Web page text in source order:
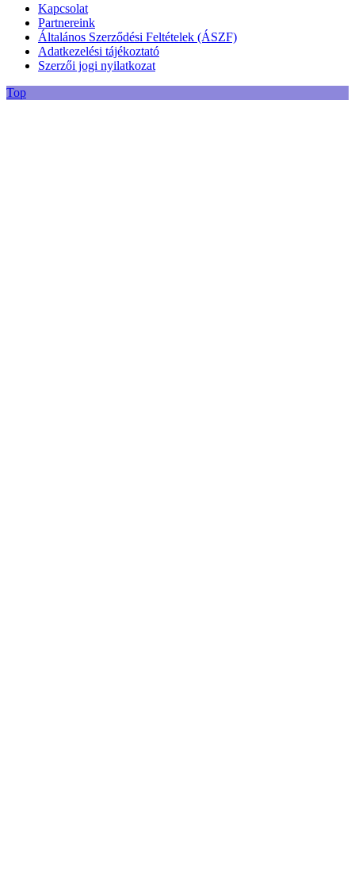
Kapcsolat
Partnereink
Általános Szerződési Feltételek (ÁSZF)
Adatkezelési tájékoztató
Szerzői jogi nyilatkozat
Top